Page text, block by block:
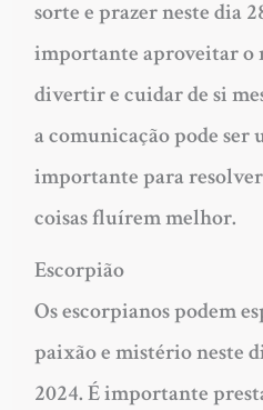
sorte e prazer neste dia
importante aproveitar o
divertir e cuidar de si
a comunicação pode ser
importante para
coisas fluírem melhor.
Escorpião
Os escorpianos podem
paixão e mistério neste
2024. É importante